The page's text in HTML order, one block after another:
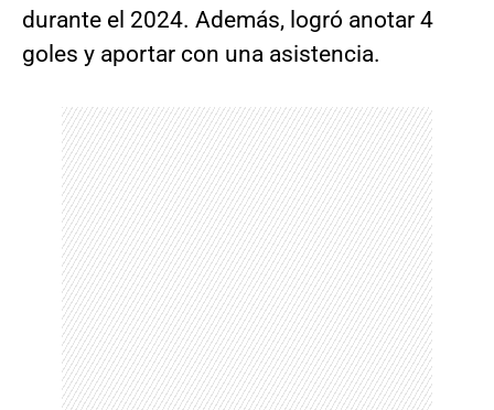
durante el 2024. Además, logró anotar 4
goles y aportar con una asistencia.